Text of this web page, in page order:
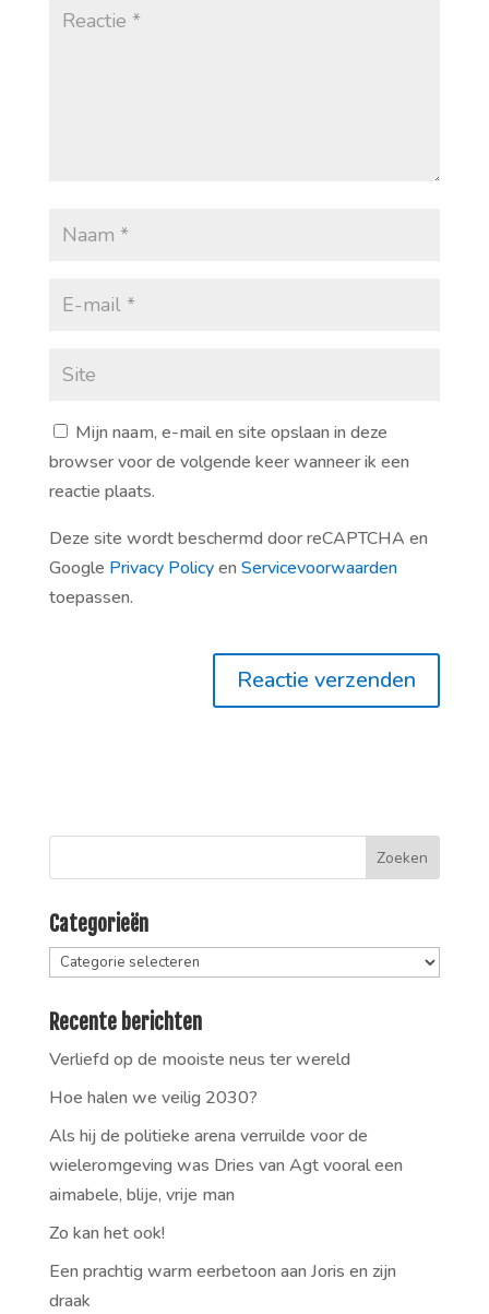
Mijn naam, e-mail en site opslaan in deze
browser voor de volgende keer wanneer ik een
reactie plaats.
Deze site wordt beschermd door reCAPTCHA en
Google Privacy Policyen Servicevoorwaarden
toepassen.
Categorieën
Categorieën
Recente berichten
Verliefd op de mooiste neus ter wereld
Hoe halen we veilig 2030?
Als hij de politieke arena verruilde voor de
wieleromgeving was Dries van Agt vooral een
aimabele, blije, vrije man
Zo kan het ook!
Een prachtig warm eerbetoon aan Joris en zijn
draak